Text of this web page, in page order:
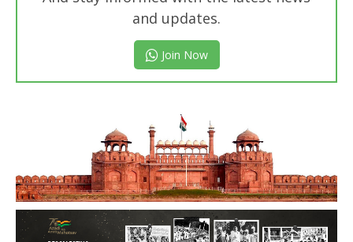
and updates.
Join Now